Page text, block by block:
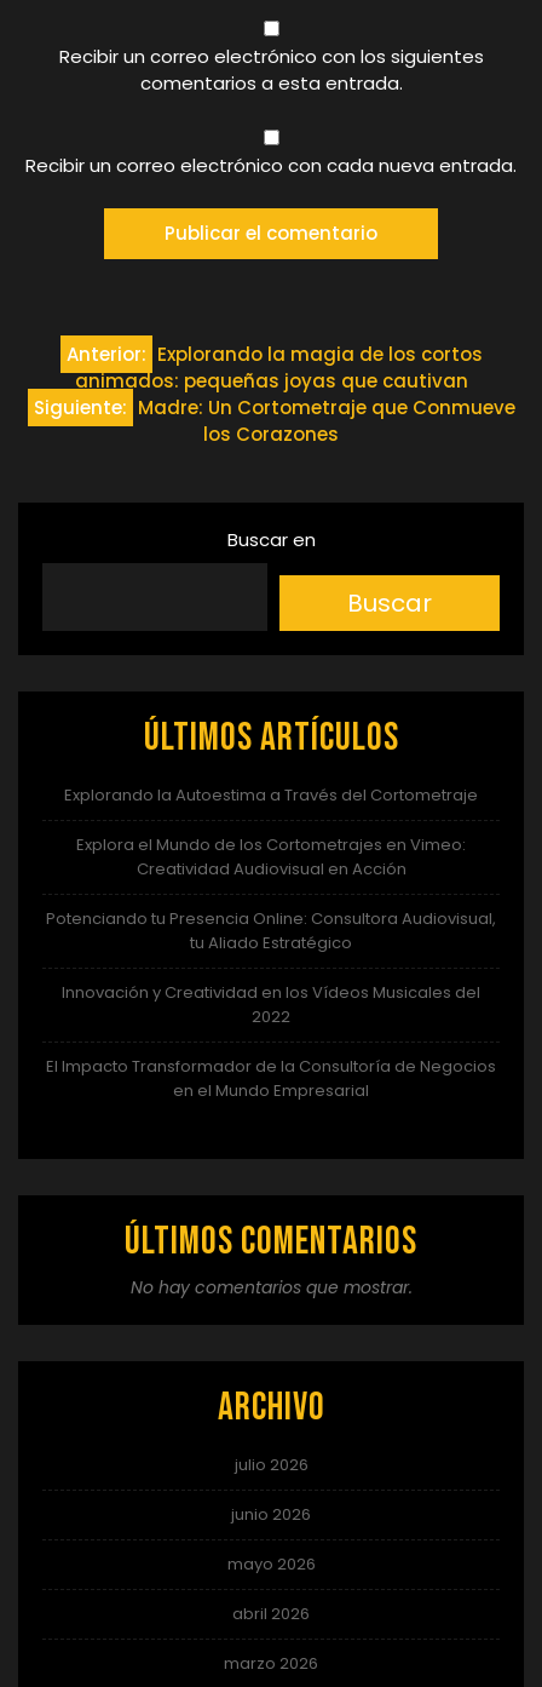
Recibir un correo electrónico con los siguientes
comentarios a esta entrada.
Recibir un correo electrónico con cada nueva entrada.
Navegación
de
Anterior: Explorando la magia de los cortos
animados: pequeñas joyas que cautivan
Siguiente: Madre: Un Cortometraje que Conmueve
los Corazones
Buscar en
Buscar
Últimos artículos
Explorando la Autoestima a Través del Cortometraje
Explora el Mundo de los Cortometrajes en Vimeo:
Creatividad Audiovisual en Acción
Potenciando tu Presencia Online: Consultora Audiovisual,
tu Aliado Estratégico
Innovación y Creatividad en los Vídeos Musicales del
2022
El Impacto Transformador de la Consultoría de Negocios
en el Mundo Empresarial
Últimos comentarios
No hay comentarios que mostrar.
Archivo
julio 2026
junio 2026
mayo 2026
abril 2026
marzo 2026